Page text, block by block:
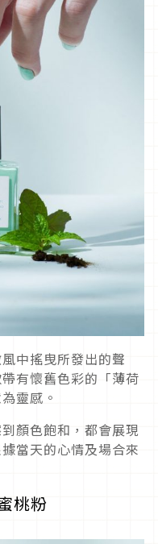
中搖曳所發出的聲
有懷舊色彩的「薄荷
靈感。
顏色飽和，都會展現
當天的心情及場合來
桃粉